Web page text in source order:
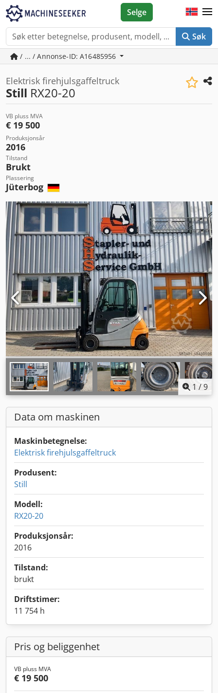
Søk
Selge
/ ... / Annonse-ID: A16485956
Elektrisk firehjulsgaffeltruck
Still RX20-20
VB pluss MVA
€ 19 500
Produksjonsår
2016
Tilstand
Brukt
Plassering
Jüterbog
1 /9
Data om maskinen
Maskinbetegnelse:
Elektrisk firehjulsgaffeltruck
Produsent:
Still
Modell:
RX20-20
Produksjonsår:
2016
Tilstand:
brukt
Driftstimer:
11 754 h
Pris og beliggenhet
VB pluss MVA
€ 19 500